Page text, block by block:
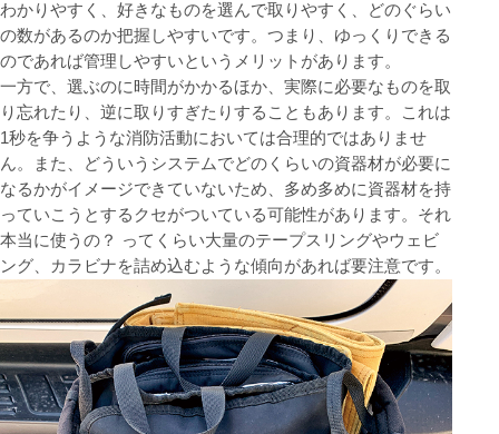
わかりやすく、好きなものを選んで取りやすく、どのぐらい
の数があるのか把握しやすいです。つまり、ゆっくりできる
のであれば管理しやすいというメリットがあります。
一方で、選ぶのに時間がかかるほか、実際に必要なものを取
り忘れたり、逆に取りすぎたりすることもあります。これは
1秒を争うような消防活動においては合理的ではありませ
ん。また、どういうシステムでどのくらいの資器材が必要に
なるかがイメージできていないため、多め多めに資器材を持
っていこうとするクセがついている可能性があります。それ
本当に使うの？ ってくらい大量のテープスリングやウェビ
ング、カラビナを詰め込むような傾向があれば要注意です。